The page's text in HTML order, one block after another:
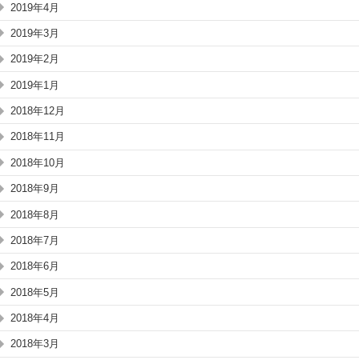
2019年4月
2019年3月
2019年2月
2019年1月
2018年12月
2018年11月
2018年10月
2018年9月
2018年8月
2018年7月
2018年6月
2018年5月
2018年4月
2018年3月